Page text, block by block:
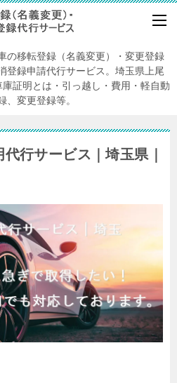
の移転登録（名義変更）・変更登録
登録申請代行サービス。埼玉県上尾
証明とは・引っ越し・費用・軽自動
、変更登録等。
行サービス｜埼玉県｜